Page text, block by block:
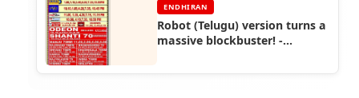
ENDHIRAN
Robot (Telugu) version turns a
massive blockbuster! -